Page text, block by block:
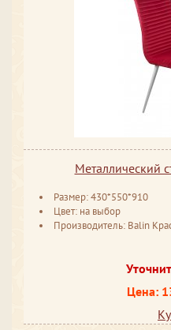
Металлический
Размер: 430*550*910
Цвет: на выбор
Производитель: Balin
Цена: